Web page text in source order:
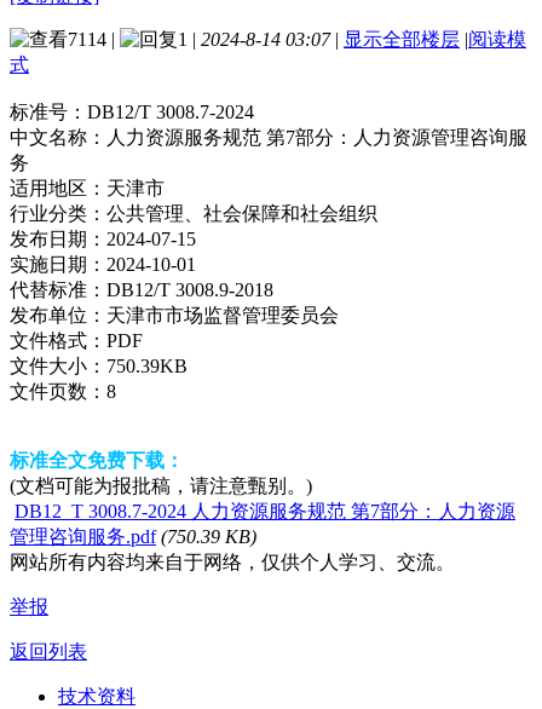
7114 | 1 | 2024-8-14 03:07 | 显示全部楼层 |阅读模
式
标准号： DB12/T 3008.7-2024
中文名称： 人力资源服务规范 第7部分：人力资源管理咨询服
务
适用地区： 天津市
行业分类： 公共管理、社会保障和社会组织
发布日期： 2024-07-15
实施日期： 2024-10-01
代替标准： DB12/T 3008.9-2018
发布单位： 天津市市场监督管理委员会
文件格式： PDF
文件大小： 750.39KB
文件页数： 8
标准全文免费下载：
(文档可能为报批稿，请注意甄别。)
DB12_T 3008.7-2024 人力资源服务规范 第7部分：人力资源
管理咨询服务.pdf (750.39 KB)
网站所有内容均来自于网络，仅供个人学习、交流。
举报
返回列表
技术资料